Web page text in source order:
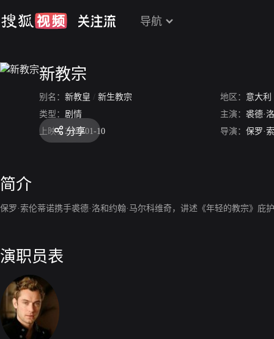
导航
新教宗
别名： 新教皇 / 新生教宗 地区： 意大利
类型： 剧情 主演： 裘德·洛
上映： 2020-01-10 导演： 保罗·
分享
简介
保罗·索伦蒂诺携手裘德·洛和约翰·马尔科维奇，讲述《年轻的教宗》
演职员表